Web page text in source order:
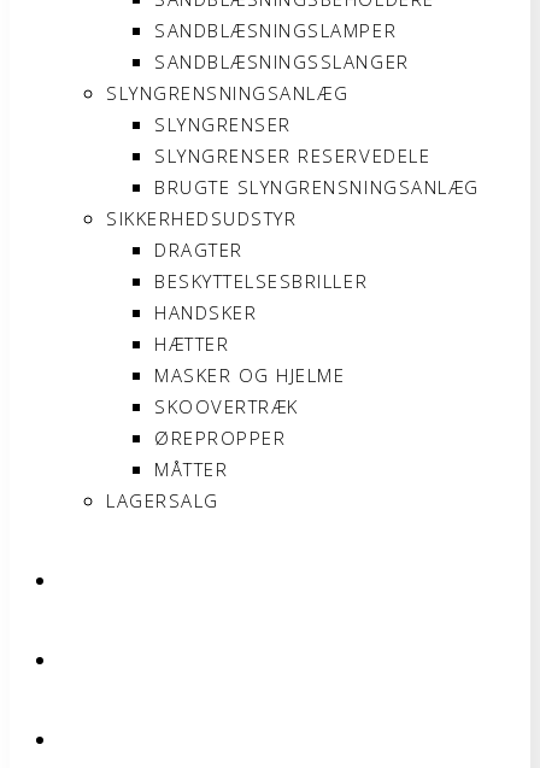
SANDBLÆSNINGSLAMPER
SANDBLÆSNINGSSLANGER
SLYNGRENSNINGSANLÆG
SLYNGRENSER
SLYNGRENSER RESERVEDELE
BRUGTE SLYNGRENSNINGSANLÆG
SIKKERHEDSUDSTYR
DRAGTER
BESKYTTELSESBRILLER
HANDSKER
HÆTTER
MASKER OG HJELME
SKOOVERTRÆK
ØREPROPPER
MÅTTER
LAGERSALG